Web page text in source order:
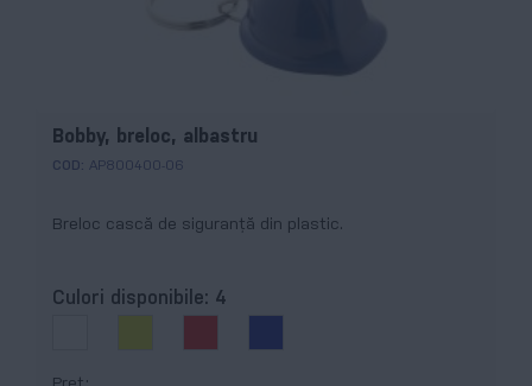
Bobby, breloc, albastru
COD: AP800400-06
Breloc cască de siguranță din plastic.
Culori disponibile: 4